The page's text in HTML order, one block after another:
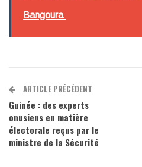
Bangoura
ARTICLE PRÉCÉDENT
Guinée : des experts
onusiens en matière
électorale reçus par le
ministre de la Sécurité